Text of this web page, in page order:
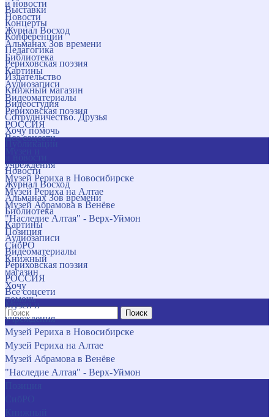
и новости
Новости
Журнал Восход
Альманах Зов времени
Библиотека
Картины
Аудиозаписи
Видеоматериалы
Рериховская поэзия
РОССИЯ
Все соцсети
учреждения
Музей Рериха в Новосибирске
Музей Рериха на Алтае
Музей Абрамова в Венёве
"Наследие Алтая" - Верх-Уймон
Позиция
СибРО
Книжный
магазин
Хочу
помочь
Поиск
Выставки
Концерты
Конференции
Педагогика
Рериховская поэзия
Издательство
Книжный магазин
Видеостудия
Сотрудничество. Друзья
Хочу помочь
Новости
Журнал Восход
Альманах Зов времени
Библиотека
Картины
Аудиозаписи
Видеоматериалы
Рериховская поэзия
РОССИЯ
Все соцсети
Музеи и
учреждения
Музей Рериха в Новосибирске
Музей Рериха на Алтае
Музей Абрамова в Венёве
"Наследие Алтая" - Верх-Уймон